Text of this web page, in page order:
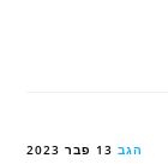
הגב 13 פבר 2023